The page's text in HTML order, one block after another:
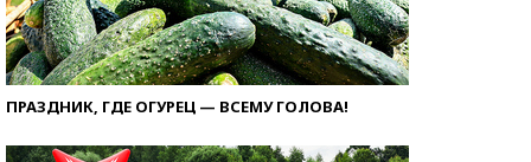
ПРАЗДНИК, ГДЕ ОГУРЕЦ — ВСЕМУ ГОЛОВА!